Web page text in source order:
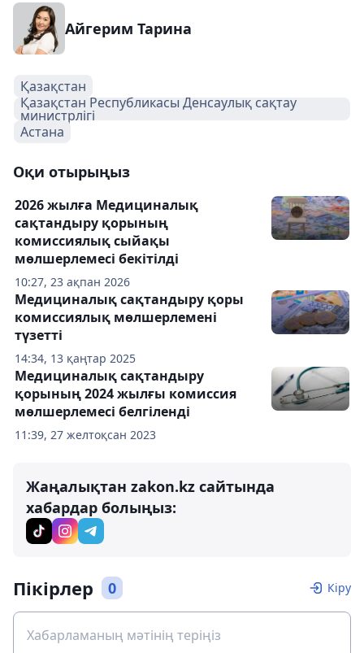
Айгерим Тарина
Қазақстан
Қазақстан Республикасы Денсаулық сақтау
министрлігі
Астана
Оқи отырыңыз
10:27, 23 ақпан 2026
2026 жылға Медициналық
сақтандыру қорының
комиссиялық сыйақы
мөлшерлемесі бекітілді
14:34, 13 қаңтар 2025
Медициналық сақтандыру қоры
комиссиялық мөлшерлемені
түзетті
11:39, 27 желтоқсан 2023
Медициналық сақтандыру
қорының 2024 жылғы комиссия
мөлшерлемесі белгіленді
Жаңалықтан zakon.kz сайтында
хабардар болыңыз:
Пікірлер 0 Кіру